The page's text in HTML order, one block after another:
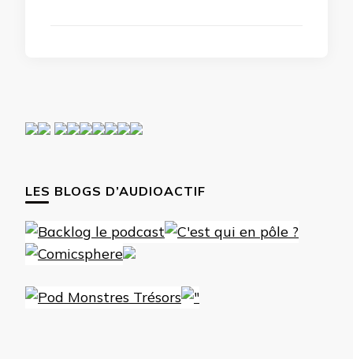
LES BLOGS D’AUDIOACTIF